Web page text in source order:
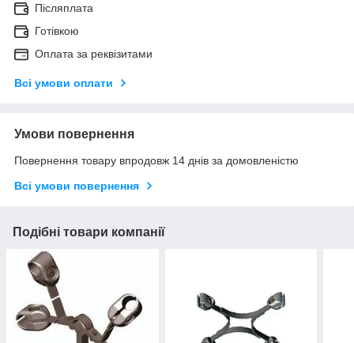
Післяплата
Готівкою
Оплата за реквізитами
Всі умови оплати
Умови повернення
Повернення товару впродовж 14 днів за домовленістю
Всі умови повернення
Подібні товари компанії